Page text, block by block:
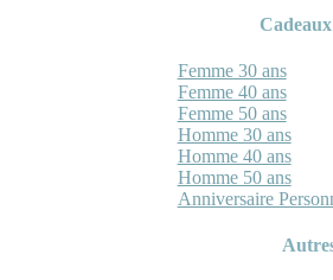
Femme 30 ans
Femme 40 ans
Femme 50 ans
Homme 30 ans
Homme 40 ans
Homme 50 ans
Anniversaire